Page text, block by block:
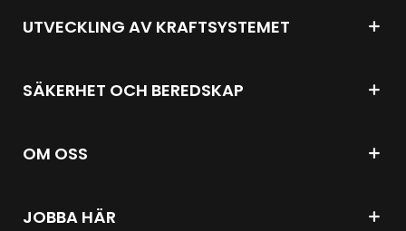
UTVECKLING AV KRAFTSYSTEMET
SÄKERHET OCH BEREDSKAP
OM OSS
JOBBA HÄR